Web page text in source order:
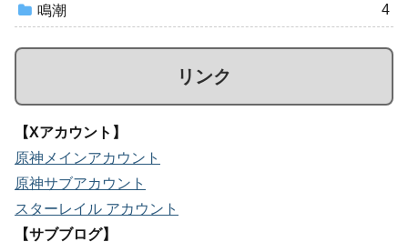
鳴潮 4
リンク
【Xアカウント】
原神メインアカウント
原神サブアカウント
スターレイル アカウント
【サブブログ】